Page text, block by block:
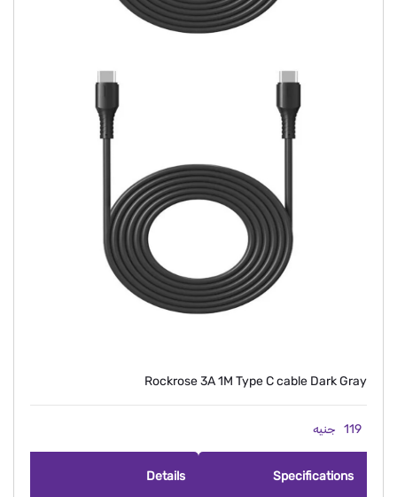
Rockrose 3A 1M Type C cable Dark Gray
119 جنيه
Specifications
Details